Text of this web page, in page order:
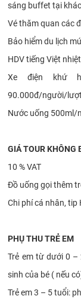
sáng buffet tại
Vé thăm quan các
Bảo hiểm du lịch
HDV tiếng Việt
Xe điện khứ
90.000đ/người/lượt
Nước uống 500ml/
GIÁ TOUR KHÔNG
10 % VAT
Đồ uống gọi thêm
Chi phí cá nhân, tip
PHỤ THU TRẺ EM
Trẻ em từ dưới 0
sinh của bé ( nếu
Trẻ em 3 – 5 tuổi: